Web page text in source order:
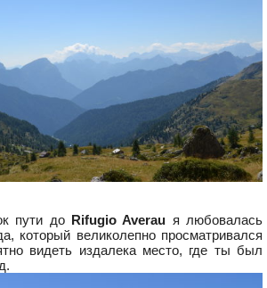
пути до Rifugio Averau я любовалась
который великолепно просматривался
видеть издалека место, где ты был